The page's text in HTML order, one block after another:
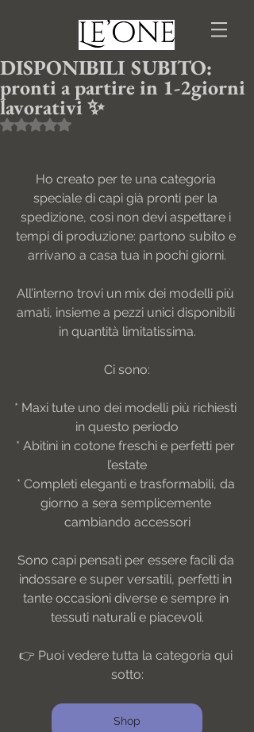
DISPONIBILI SUBITO:
pronti a partire in 1-2giorni
lavorativi ✨
Valutazione NaN stelle su 5.
Ho creato per te una categoria
speciale di capi già pronti per la
spedizione, così non devi aspettare i
tempi di produzione: partono subito e
arrivano a casa tua in pochi giorni.
All’interno trovi un mix dei modelli più
amati, insieme a pezzi unici disponibili
in quantità limitatissima.
Ci sono:
* Maxi tute uno dei modelli più richiesti
in questo periodo
* Abitini in cotone freschi e perfetti per
l’estate
* Completi eleganti e trasformabili, da
giorno a sera semplicemente
cambiando accessori
Sono capi pensati per essere facili da
indossare e super versatili, perfetti in
tante occasioni diverse e sempre in
tessuti naturali e piacevoli.
👉 Puoi vedere tutta la categoria qui
sotto:
Shop